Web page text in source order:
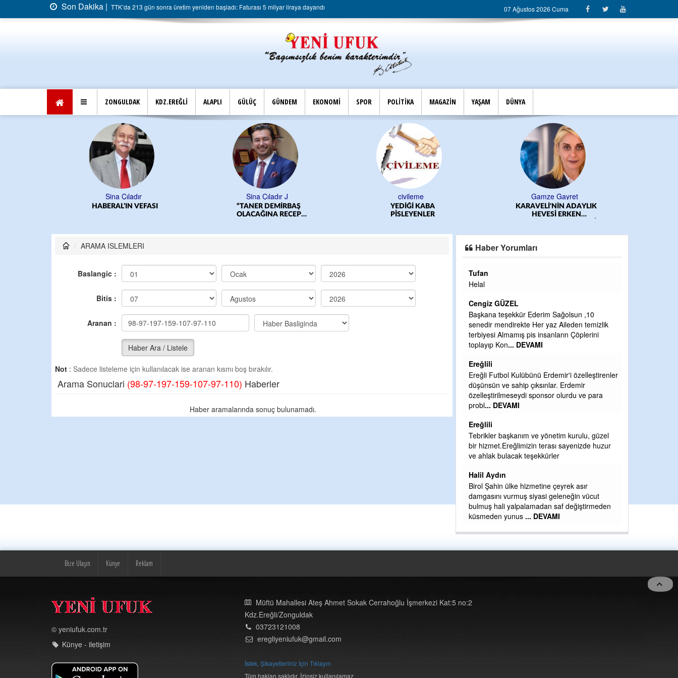
Son Dakika | TTK’da 213 gün sonra üretim yeniden başladı: Faturası 5 milyar liraya dayandı 07 Ağustos 2026 Cuma
ZONGULDAK KDZ.EREĞLİ ALAPLI GÜLÜÇ GÜNDEM EKONOMİ SPOR POLİTİKA MAGAZİN YAŞAM DÜNYA
Sina Çıladır
HABERAL’IN VEFASI
Sina Çıladır J
“TANER DEMİRBAŞ
OLACAĞINA RECEP
civileme
YEDİĞİ KABA
PİSLEYENLER
Gamze Gayret
KARAVELİ'NİN ADAYLIK
HEVESİ ERKEN
ARAMA ISLEMLERI
Baslangic :
Bitis :
Aranan :
Haber Ara / Listele
Not : Sadece listeleme için kullanılacak ise aranan kısmı boş bırakılır.
Arama Sonuclari (98-97-197-159-107-97-110) Haberler
Haber aramalarında sonuç bulunamadı.
Haber Yorumları
Tufan
Helal
Cengiz GÜZEL
Başkana teşekkür Ederim Sağolsun ,10
senedir mendirekte Her yaz Aileden temizlik
terbiyesi Almamış pis insanların Çöplerini
toplayıp Kon... DEVAMI
Ereğlili
Ereğli Futbol Kulübünü Erdemir'i özelleştirenler
düşünsün ve sahip çıksınlar. Erdemir
özelleştirilmeseydi sponsor olurdu ve para
probl... DEVAMI
Ereğlili
Tebrikler başkanım ve yönetim kurulu, güzel
bir hizmet.Ereğlimizin terası sayenizde huzur
ve ahlak bulacak teşekkürler
Halil Aydın
Birol Şahin ülke hizmetine çeyrek asır
damgasını vurmuş siyasi geleneğin vücut
bulmuş hali yalpalamadan saf değiştirmeden
küsmeden yunus ... DEVAMI
Bize Ulaşın Künye Reklam
© yeniufuk.com.tr
Künye - iletişim
Müftü Mahallesi Ateş Ahmet Sokak Cerrahoğlu İşmerkezi Kat:5 no:2
Kdz.Ereğli/Zonguldak
03723121008
eregliyeniufuk@gmail.com
İstek, Şikayetleriniz İçin Tıklayın
Tüm hakları saklıdır. İzinsiz kullanılamaz.